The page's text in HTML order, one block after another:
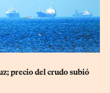
precio del crudo subió